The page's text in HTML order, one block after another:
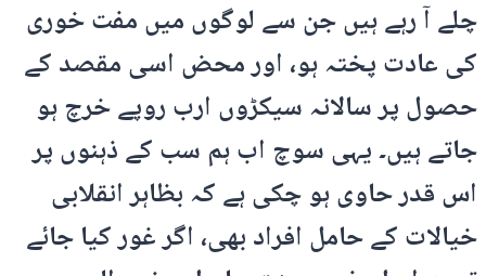
چلے آ رہے ہیں جن سے لوگوں میں مفت خوری
کی عادت پختہ ہو، اور محض اسی مقصد کے
حصول پر سالانہ سیکڑوں ارب روپے خرچ ہو
جاتے ہیں۔ یہی سوچ اب ہم سب کے ذہنوں پر
اس قدر حاوی ہو چکی ہے کہ بظاہر انقلابی
خیالات کے حامل افراد بھی، اگر غور کیا جائے